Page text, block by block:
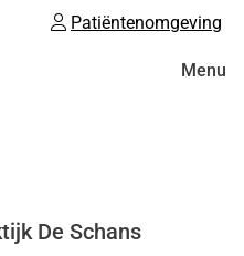
Patiëntenomgeving
De Schans
Menu